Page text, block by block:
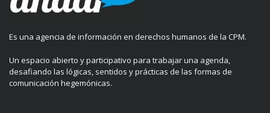
Es una agencia de información en derechos humanos de la CPM.
Un espacio abierto y participativo para trabajar una agenda,
desafiando las lógicas, sentidos y prácticas de las formas de
comunicación hegemónicas.